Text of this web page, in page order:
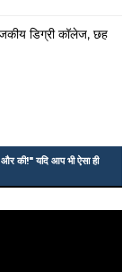
डिग्री कॉलेज, छह
की!" यदि आप भी ऐसा ही